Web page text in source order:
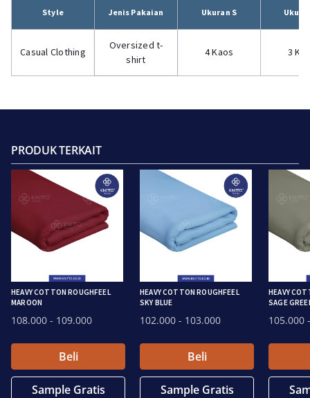
Style Jenis Pakaian Ukuran S
Casual Clothing
Oversized t-
shirt
4 Kaos 3
PRODUK TERKAIT
HEAVY COTTON ROUGHFEEL
MAROON
108.000 - 109.000
Beli
Sample Gratis
HEAVY COTTON ROUGHFEEL
SKY BLUE
102.000 - 103.000
Beli
Sample Gratis
HEAVY
SAGE
105.000